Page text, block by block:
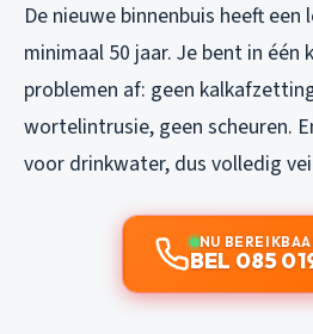
De nieuwe binnenbuis heeft een
minimaal 50 jaar. Je bent in één
problemen af: geen
wortelintrusie, geen scheuren.
voor drinkwater, dus volledig
NU
BEL 085